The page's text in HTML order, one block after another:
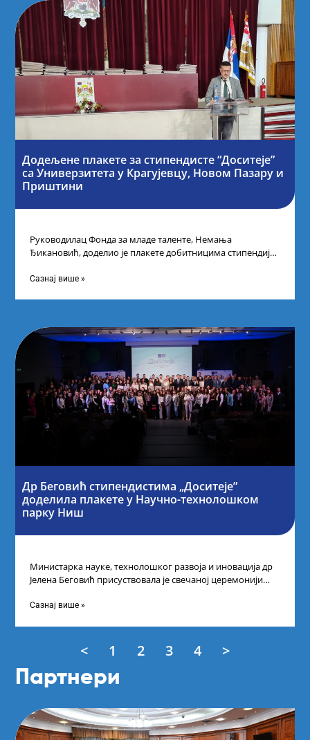
Додељене плакете за стипендисте “Доситеје”
са Универзитета у Крагујевцу, Новом Пазару и
Приштини
Руководилац Фонда за младе таленте, Немања
Ђикановић, доделио је плакете добитницима стипендије
Сазнај више »
Др Беговић стипендистима „Доситеје”
доделила плакете у Научно-технолошком
парку Ниш
Министарка науке, технолошког развоја и иновација др
Јелена Беговић присуствовала је свечаној церемонији
„Доситеја” Фонда
Сазнај више »
< 1 2 3 4 >
Партнери